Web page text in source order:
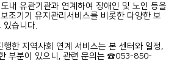
내 유관기관과 연계하여 장애인 및 노인 등을
조기기 유지관리서비스를 비롯한 다양한 보
습니다.
행한 지역사회 연계 서비스는 본 센터와 일정,
부분이 있으니, 관련 문의는 ☎053-850-